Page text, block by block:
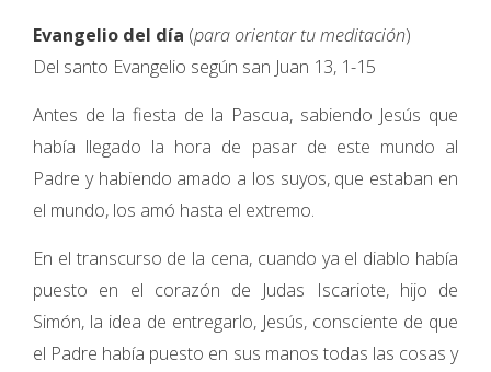
Evangelio del día (para orientar tu meditación)
Del santo Evangelio según san Juan 13, 1-15
Antes de la fiesta de la Pascua, sabiendo Jesús que
había llegado la hora de pasar de este mundo al
Padre y habiendo amado a los suyos, que estaban en
el mundo, los amó hasta el extremo.
En el transcurso de la cena, cuando ya el diablo había
puesto en el corazón de Judas Iscariote, hijo de
Simón, la idea de entregarlo, Jesús, consciente de que
el Padre había puesto en sus manos todas las cosas y